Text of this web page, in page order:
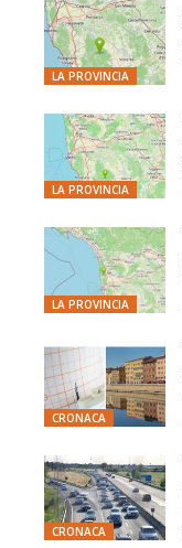
LA PROVINCIA
LA PROVINCIA
LA PROVINCIA
CRONACA
CRONACA